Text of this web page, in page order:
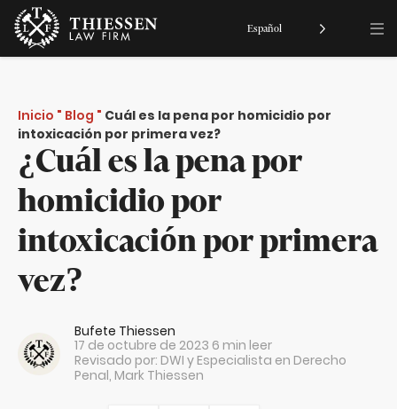
Inicio " Blog " Cuál es la pena por homicidio por
intoxicación por primera vez?
¿Cuál es la pena por
homicidio por
intoxicación por primera
vez?
Bufete Thiessen
17 de octubre de 2023 6 min leer
Revisado por: DWI y Especialista en Derecho
Penal, Mark Thiessen
Español